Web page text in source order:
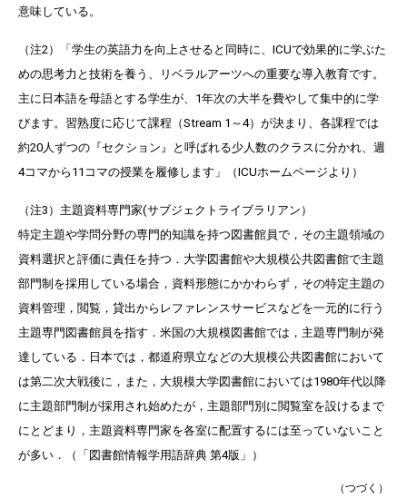
意味している。
（注2）「学生の英語力を向上させると同時に、ICUで効果的に学ぶた
めの思考力と技術を養う、リベラルアーツへの重要な導入教育です。
主に日本語を母語とする学生が、1年次の大半を費やして集中的に学
びます。習熟度に応じて課程（Stream 1～4）が決まり、各課程では
約20人ずつの『セクション』と呼ばれる少人数のクラスに分かれ、週
4コマから11コマの授業を履修します」（ICUホームページより）
（注3）主題資料専門家(サブジェクトライブラリアン）
特定主題や学問分野の専門的知識を持つ図書館員で，その主題領域の
資料選択と評価に責任を持つ．大学図書館や大規模公共図書館で主題
部門制を採用している場合，資料形態にかかわらず，その特定主題の
資料管理，閲覧，貸出からレファレンスサービスなどを一元的に行う
主題専門図書館員を指す．米国の大規模図書館では，主題専門制が発
達している．日本では，都道府県立などの大規模公共図書館において
は第二次大戦後に，また，大規模大学図書館においては1980年代以降
に主題部門制が採用され始めたが，主題部門別に閲覧室を設けるまで
にとどまり，主題資料専門家を各室に配置するには至っていないこと
が多い．（「図書館情報学用語辞典 第4版」）
（つづく）